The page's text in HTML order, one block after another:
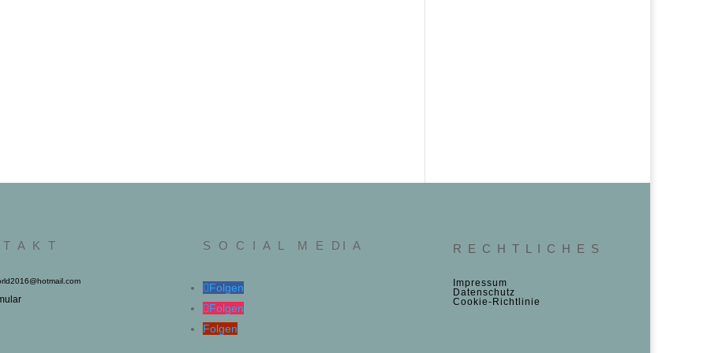
A K T S O C I A L M E DI A
Folgen
Folgen
Folgen
R E C H T L I C H E S
Impressum
Datenschutz
Cookie‑Richtlinie